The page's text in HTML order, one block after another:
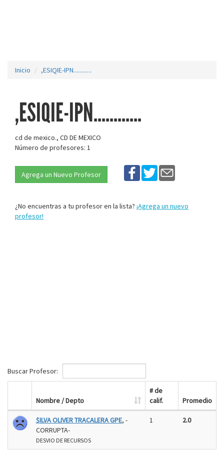
Inicio ,ESIQIE-IPN............
,ESIQIE-IPN............
cd de mexico., CD DE MEXICO
Número de profesores: 1
Agrega un Nuevo Profesor
¿No encuentras a tu profesor en la lista? ¡Agrega un nuevo
profesor!
Buscar Profesor:
Nombre / Depto
# de
calif.
Promedio
$ILVA OLIVER TRACALERA GPE, -
CORRUPTA-
DESVIO DE RECURSOS
1 2.0